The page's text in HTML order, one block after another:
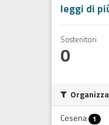
leggi di
Sostenitori
0
Cesena 1